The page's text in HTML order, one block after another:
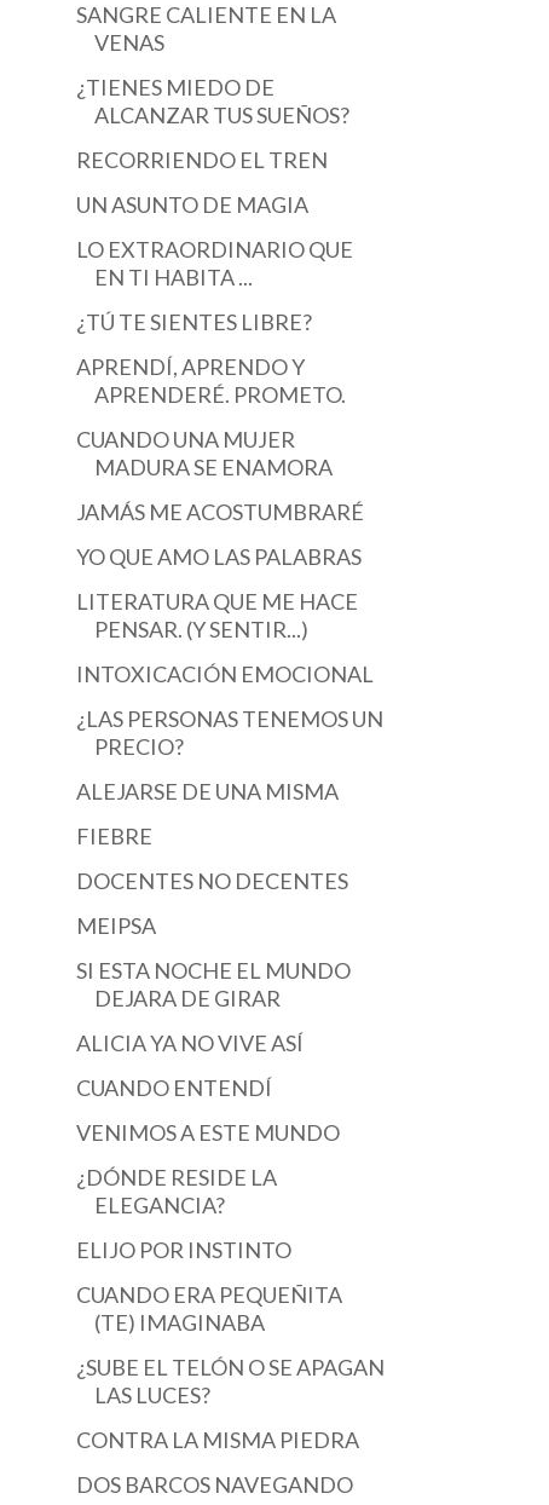
SANGRE CALIENTE EN LA
VENAS
¿TIENES MIEDO DE
ALCANZAR TUS SUEÑOS?
RECORRIENDO EL TREN
UN ASUNTO DE MAGIA
LO EXTRAORDINARIO QUE
EN TI HABITA ...
¿TÚ TE SIENTES LIBRE?
APRENDÍ, APRENDO Y
APRENDERÉ. PROMETO.
CUANDO UNA MUJER
MADURA SE ENAMORA
JAMÁS ME ACOSTUMBRARÉ
YO QUE AMO LAS PALABRAS
LITERATURA QUE ME HACE
PENSAR. (Y SENTIR...)
INTOXICACIÓN EMOCIONAL
¿LAS PERSONAS TENEMOS UN
PRECIO?
ALEJARSE DE UNA MISMA
FIEBRE
DOCENTES NO DECENTES
MEIPSA
SI ESTA NOCHE EL MUNDO
DEJARA DE GIRAR
ALICIA YA NO VIVE ASÍ
CUANDO ENTENDÍ
VENIMOS A ESTE MUNDO
¿DÓNDE RESIDE LA
ELEGANCIA?
ELIJO POR INSTINTO
CUANDO ERA PEQUEÑITA
(TE) IMAGINABA
¿SUBE EL TELÓN O SE APAGAN
LAS LUCES?
CONTRA LA MISMA PIEDRA
DOS BARCOS NAVEGANDO